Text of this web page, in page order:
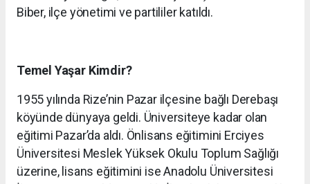
Biber, ilçe yönetimi ve partililer katıldı.
Temel Yaşar Kimdir?
1955 yılında Rize’nin Pazar ilçesine bağlı Derebaşı
köyünde dünyaya geldi. Üniversiteye kadar olan
eğitimi Pazar’da aldı. Önlisans eğitimini Erciyes
Üniversitesi Meslek Yüksek Okulu Toplum Sağlığı
üzerine, lisans eğitimini ise Anadolu Üniversitesi